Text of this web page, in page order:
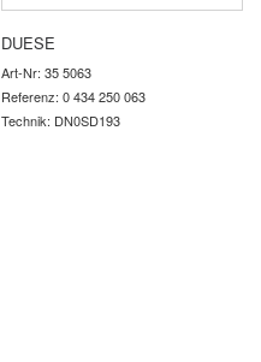
DUESE
Art-Nr: 35 5063
Referenz: 0 434 250 063
Technik: DN0SD193